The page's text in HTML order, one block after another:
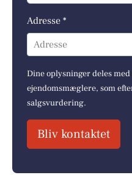
Adresse *
Adresse
Dine oplysninger deles
ejendomsmæglere, som
salgsvurdering.
Bliv kontaktet